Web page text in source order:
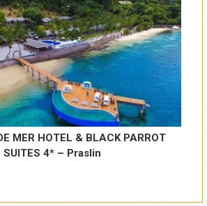
MER HOTEL & BLACK PARROT
SUITES 4* – Praslin